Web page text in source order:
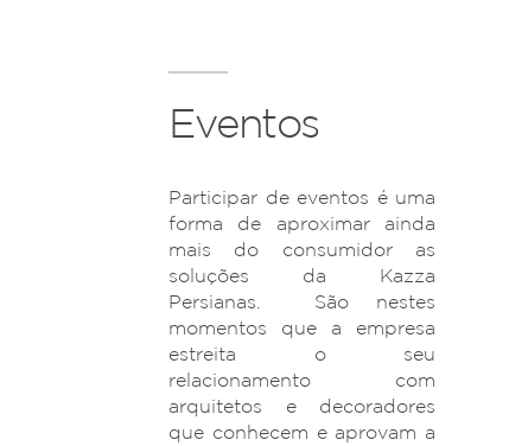
Eventos
Participar de eventos é uma
forma de aproximar ainda
mais do consumidor as
soluções da Kazza
Persianas. São nestes
momentos que a empresa
estreita o seu
relacionamento com
arquitetos e decoradores
que conhecem e aprovam a